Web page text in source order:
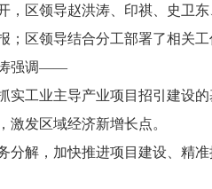
，区领导赵洪涛、印祺、史卫东
区领导结合分工部署了相关
涛强调——
实工业主导产业项目招引建设
激发区域经济新增长点。
分解，加快推进项目建设、精